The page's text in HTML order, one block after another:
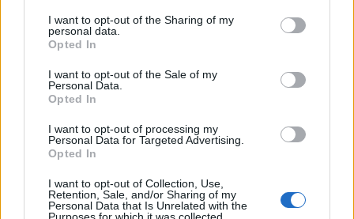
I want to opt-out of the Sharing of my
personal data.
Opted In
I want to opt-out of the Sale of my
Personal Data.
Opted In
I want to opt-out of processing my
Personal Data for Targeted Advertising.
Opted In
I want to opt-out of Collection, Use,
Retention, Sale, and/or Sharing of my
Personal Data that Is Unrelated with the
bortaplan med 1-0.
Straffdraman och en mäktig
FÖRETAGANDE 2026-08-07 KL.
NYHETER 2026-08-07 KL. 10:33